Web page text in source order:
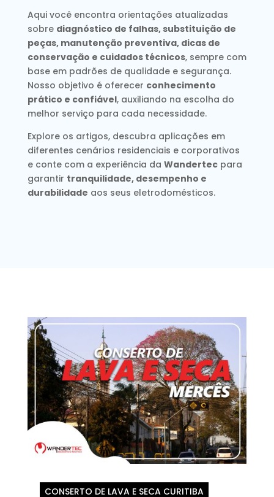
Aqui você encontra orientações atualizadas
sobre diagnóstico de falhas, substituição de
peças, manutenção preventiva, dicas de
conservação e cuidados técnicos, sempre com
base em padrões de qualidade e segurança.
Nosso objetivo é oferecer conhecimento
prático e confiável, auxiliando na escolha do
melhor serviço para cada necessidade.
Explore os artigos, descubra aplicações em
diferentes cenários residenciais e corporativos
e conte com a experiência da Wandertecpara
garantir tranquilidade, desempenho e
durabilidade aos seus eletrodomésticos.
CONSERTO DE LAVA E SECA CURITIBA